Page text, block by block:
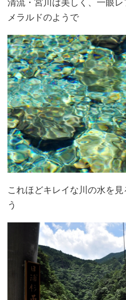
メラルドのようで
これほどキレイな川の水を
う